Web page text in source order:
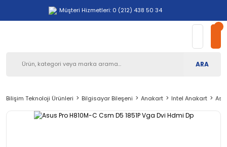
Müşteri Hizmetleri: 0 (212) 438 50 34
ARA
Bilişim Teknoloji Ürünleri Bilgisayar Bileşeni Anakart Intel Anakart